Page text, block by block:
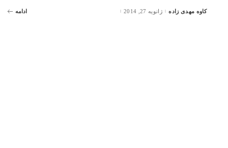
Postedکاوه مهدی زاده ژانویه 27, 2014 ادامه